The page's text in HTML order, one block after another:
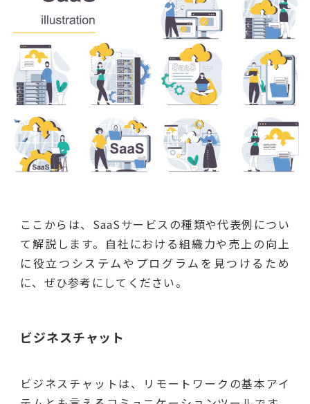
ここからは、SaaSサービスの種類や代表例につい
て解説します。自社における組織力や売上の向上
に役立つシステムやプログラムを見つけるため
に、ぜひ参考にしてください。
ビジネスチャット
ビジネスチャットは、リモートワークの基本アイ